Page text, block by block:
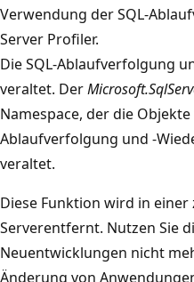
Verwendung der SQL-
Server Profiler.
Die SQL-Ablaufverfolgung
veraltet. Der
Namespace, der die
Ablaufverfolgung und -
veraltet.
Diese Funktion wird in
Serverentfernt. Nutzen Sie
Neuentwicklungen nicht
Änderung von